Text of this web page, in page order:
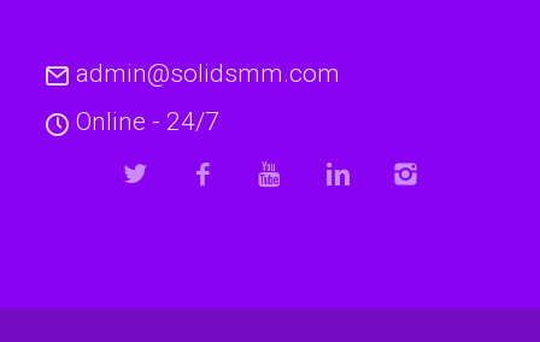
admin@solidsmm.com
Online - 24/7